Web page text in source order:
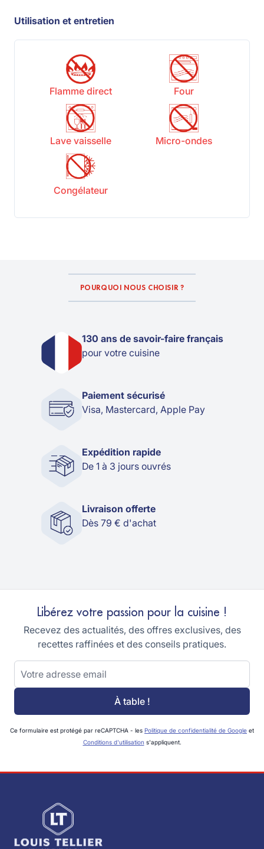
Utilisation et entretien
Flamme direct Four
Lave vaisselle Micro-ondes
Congélateur
POURQUOI NOUS CHOISIR ?
130 ans de savoir-faire français
pour votre cuisine
Paiement sécurisé
Visa, Mastercard, Apple Pay
Expédition rapide
De 1 à 3 jours ouvrés
Livraison offerte
Dès 79 € d'achat
Libérez votre passion pour la cuisine !
Recevez des actualités, des offres exclusives, des
recettes raffinées et des conseils pratiques.
Adresse email
À table !
Ce formulaire est protégé par reCAPTCHA - les Politique de confidentialité de Google et
Conditions d'utilisation s'appliquent.